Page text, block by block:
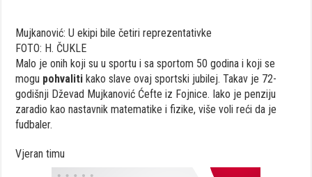
Mujkanović: U ekipi bile četiri reprezentativke
FOTO: H. ČUKLE
Malo je onih koji su u sportu i sa sportom 50 godina i koji se
mogu pohvaliti kako slave ovaj sportski jubilej. Takav je 72-
godišnji Dževad Mujkanović Ćefte iz Fojnice. Iako je penziju
zaradio kao nastavnik matematike i fizike, više voli reći da je
fudbaler.
Vjeran timu